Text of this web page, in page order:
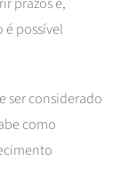
é possível
ser considerado
como